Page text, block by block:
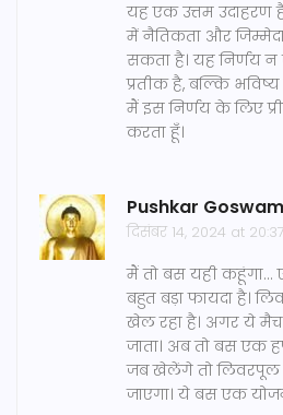
यह एक उत्तम
में नैतिकता और
सकता है। यह निर्णय न
प्रतीक है, बल्कि
मैं इस निर्णय के लिए
करता हूँ।
Pushkar
दिसंबर 14, 2024 at
मैं तो बस यही
बहुत बड़ा फायदा है।
खेल रहा है। अगर ये मैच
जाता। अब तो बस एक
जब खेलेंगे तो लिवरपूल
जाएगा। ये बस एक